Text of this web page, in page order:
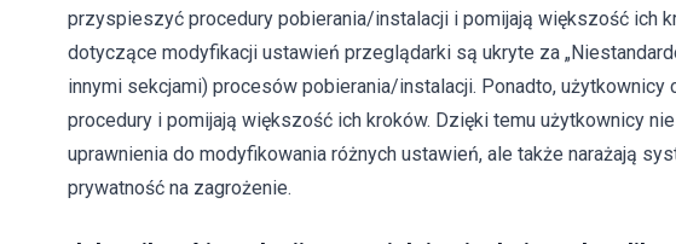
przyspieszyć procedury pobierania/instalacji i pomijają większość ich
dotyczące modyfikacji ustawień przeglądarki są ukryte za
innymi sekcjami) procesów pobierania/instalacji. Ponadto,
procedury i pomijają większość ich kroków. Dzięki temu użytkownicy
uprawnienia do modyfikowania różnych ustawień, ale także narażają
prywatność na zagrożenie.